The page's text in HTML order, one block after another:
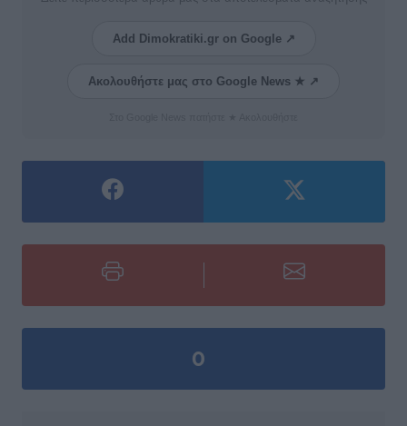
Add Dimokratiki.gr on Google ↗
Ακολουθήστε μας στο Google News ★ ↗
0